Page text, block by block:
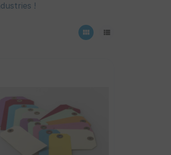
!
view_module view_list